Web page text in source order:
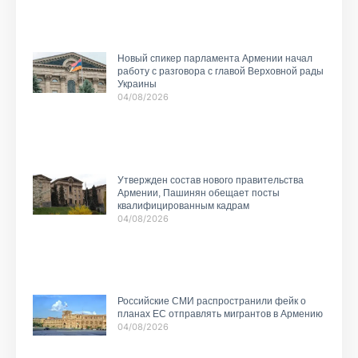
Новый спикер парламента Армении начал
работу с разговора с главой Верховной рады
Украины
04/08/2026
Утвержден состав нового правительства
Армении, Пашинян обещает посты
квалифицированным кадрам
04/08/2026
Российские СМИ распространили фейк о
планах ЕС отправлять мигрантов в Армению
04/08/2026